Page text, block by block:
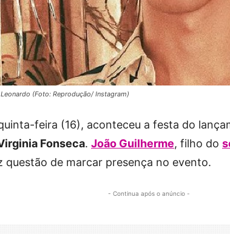
(Foto: Reprodução/ Instagram)
feira (16), aconteceu a festa do
Fonseca. João Guilherme, filho do
questão de marcar presença no evento.
- Continua após o anúncio -